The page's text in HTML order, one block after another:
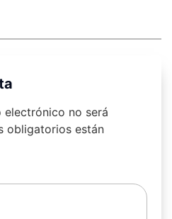
no será
obligatorios están